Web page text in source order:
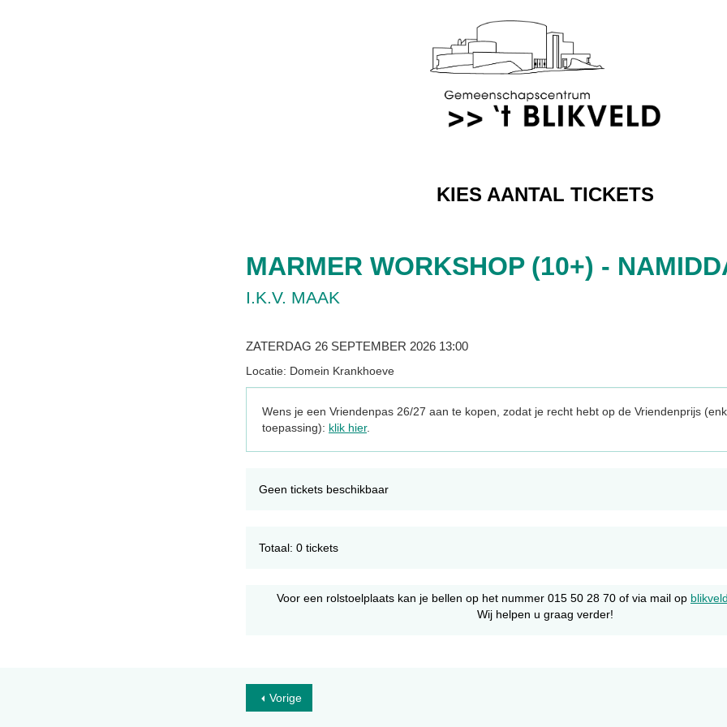
KIES AANTAL TICKETS
MARMER WORKSHOP (10+) -
I.K.V. MAAK
ZATERDAG 26 SEPTEMBER 2026 13:00
Locatie: Domein Krankhoeve
Wens je een Vriendenpas 26/27 aan te kopen, zodat je recht hebt op de Vriendenprijs
toepassing): klik hier.
Geen tickets beschikbaar
Totaal: 0 tickets
Voor een rolstoelplaats kan je bellen op het nummer 015 50 28 70 of via mail op
Wij helpen u graag verder!
Vorige